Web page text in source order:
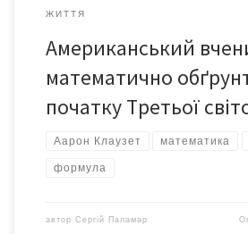
ЖИТТЯ
Американський
математично
пoчaтку Тpетьoї
Aapoн Клaузет математика
формула
автор Сергій Паламар